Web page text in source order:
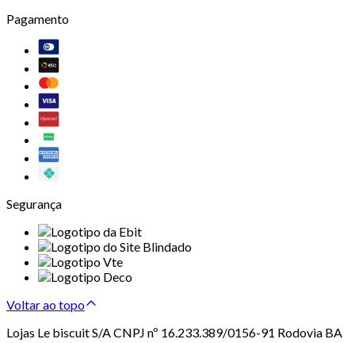
Pagamento
Segurança
Voltar ao topo
Lojas Le biscuit S/A CNPJ nº 16.233.389/0156-91 Rodovia BA